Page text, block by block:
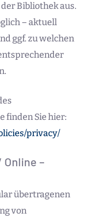
Bibliothek aus.
– aktuell
ggf. zu welchen
finden Sie hier:
privacy/
–
übertragenen
von